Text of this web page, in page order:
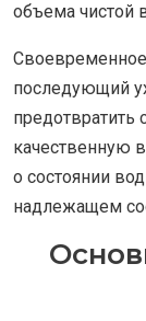
объема чистой
последующий
качественную
о состоянии
надлежащем